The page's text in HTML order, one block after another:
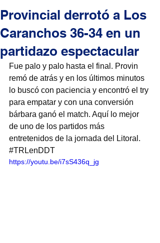
Provincial derrotó a Los
Caranchos 36-34 en un
partidazo espectacular
Fue palo y palo hasta el final. Provin
remó de atrás y en los últimos minutos
lo buscó con paciencia y encontró el try
para empatar y con una conversión
bárbara ganó el match. Aquí lo mejor
de uno de los partidos más
entretenidos de la jornada del Litoral.
#TRLenDDT
https://youtu.be/i7sS436q_jg